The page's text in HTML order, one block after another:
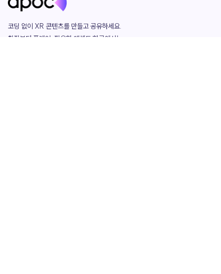
코딩 없이 XR 콘텐츠를 만들고 공유하세요.
창작부터 플레이, 필요한 애셋도 한곳에서!